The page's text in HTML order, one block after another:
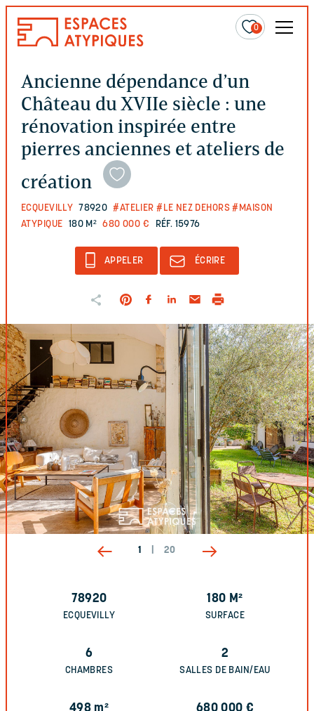
0
Ancienne dépendance d’un
Château du XVIIe siècle : une
rénovation inspirée entre
pierres anciennes et ateliers de
création
ECQUEVILLY 78920 #ATELIER #LE NEZ DEHORS #MAISON
ATYPIQUE 180 M² 680 000 € RÉF. 15976
APPELER ÉCRIRE
1 20
78920
ECQUEVILLY
180 M²
SURFACE
6
CHAMBRES
2
SALLES DE BAIN/EAU
498 m² 680 000 €